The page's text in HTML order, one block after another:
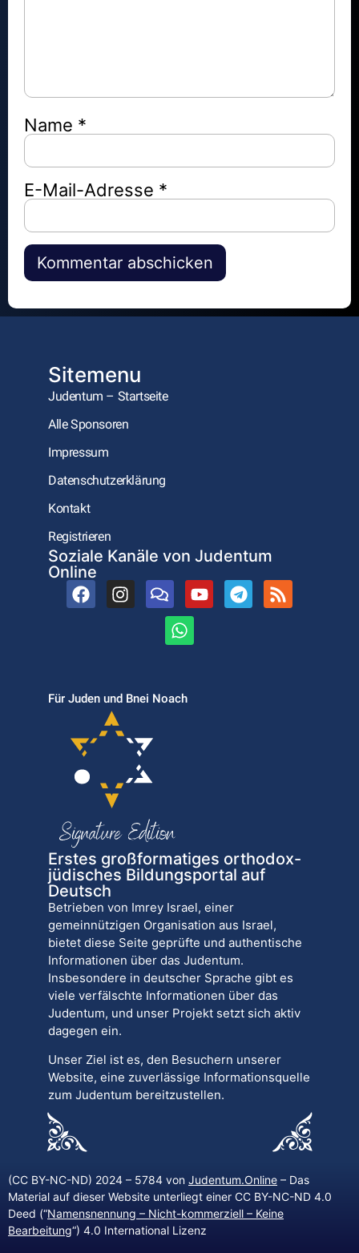
Name *
E-Mail-Adresse *
Alternative:
Sitemenu
Judentum – Startseite
Alle Sponsoren
Impressum
Datenschutzerklärung
Kontakt
Registrieren
Soziale Kanäle von Judentum
Online
Für Juden und Bnei Noach
Erstes großformatiges orthodox-
jüdisches Bildungsportal auf
Deutsch
Betrieben von Imrey Israel, einer
gemeinnützigen Organisation aus Israel,
bietet diese Seite geprüfte und authentische
Informationen über das Judentum.
Insbesondere in deutscher Sprache gibt es
viele verfälschte Informationen über das
Judentum, und unser Projekt setzt sich aktiv
dagegen ein.
Unser Ziel ist es, den Besuchern unserer
Website, eine zuverlässige Informationsquelle
zum Judentum bereitzustellen.
(CC BY-NC-ND) 2024 – 5784 von Judentum.Online – Das
Material auf dieser Website unterliegt einer CC BY-NC-ND 4.0
Deed (“Namensnennung – Nicht-kommerziell – Keine
Bearbeitung“) 4.0 International Lizenz